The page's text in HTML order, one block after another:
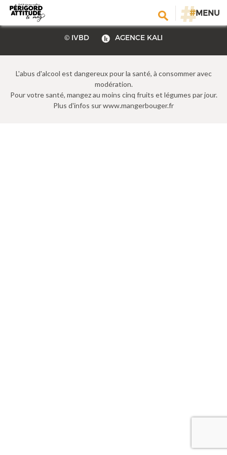
#MENU
Tous chez le caviste !
CONTACT
MENTIONS LÉGALES
© IVBD AGENCE KALI
L'abus d'alcool est dangereux pour la santé, à consommer avec
modération.
Pour votre santé, mangez au moins cinq fruits et légumes par jour.
Plus d'infos sur www.mangerbouger.fr